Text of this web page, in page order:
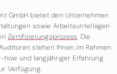
GmbH bietet den Unternehmen
sowie Arbeitsunterlagen
Zertifizierungsprozess. Die
stehen Ihnen im Rahmen
how und langjähriger Erfahrung
Verfügung.